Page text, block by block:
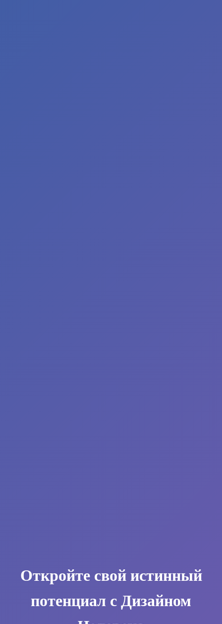
Откройте свой истинный
потенциал с Дизайном